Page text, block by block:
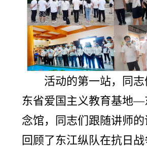
活动的第一站，同
东省爱国主义教育基地—
念馆，同志们跟随讲师
回顾了东江纵队在抗日